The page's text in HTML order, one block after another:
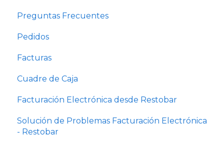
Cursos de administración de Restaurantes y
Preguntas Frecuentes
Pedidos
Facturas
Cuadre de Caja
Facturación Electrónica desde Restobar
Solución de Problemas Facturación Electrónica
- Restobar